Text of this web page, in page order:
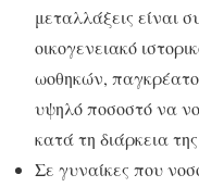
μεταλλάξεις είναι
οικογενειακό
ωοθηκών,
υψηλό ποσοστό να
κατά τη διάρκεια
Σε γυναίκες που